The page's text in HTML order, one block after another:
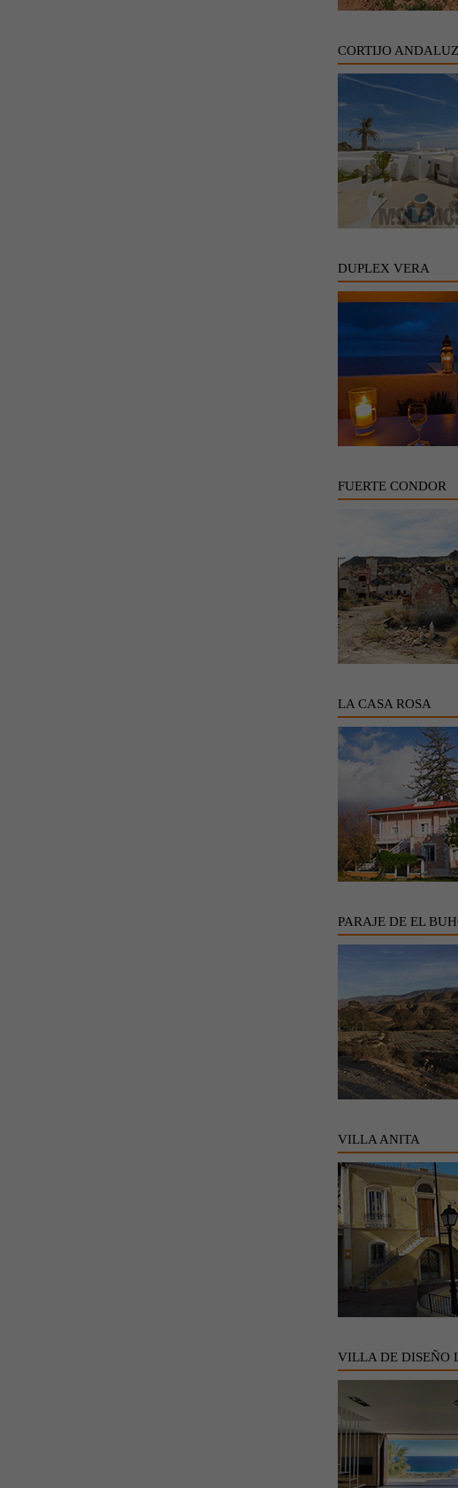
CORTIJO
DUPLEX VERA
FUERTE CONDOR
LA CASA ROSA
PARAJE DE EL
VILLA ANITA
VILLA DE DISEÑO